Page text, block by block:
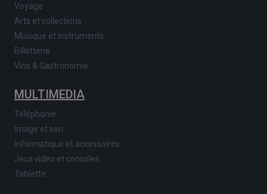
Voyage
Arts et collections
Musique et instruments
Billetterie
Vins & Gastronomie
MULTIMEDIA
Téléphonie
Image et son
Informatique et accessoires
Jeux vidéo et consoles
Tablette